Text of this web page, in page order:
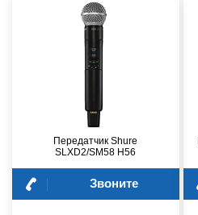
Передатчик Shure
SLXD2/SM58 H56
Звоните